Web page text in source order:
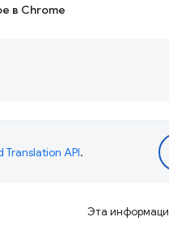
в Chrome
Translation API.
Эта